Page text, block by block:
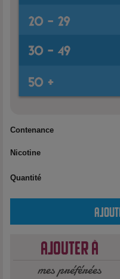
Contenance
Nicotine
Quantité
Ajouter à
mes préférées